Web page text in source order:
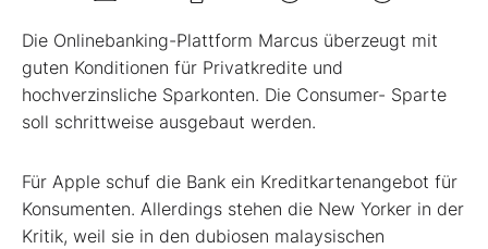
Kontakt
Die Onlinebanking-Plattform Marcus überzeugt mit
guten Konditionen für Privatkredite und
hochverzinsliche Sparkonten. Die Consumer- Sparte
soll schrittweise ausgebaut werden.
Für Apple schuf die Bank ein Kreditkartenangebot für
Konsumenten. Allerdings stehen die New Yorker in der
Kritik, weil sie in den dubiosen malaysischen